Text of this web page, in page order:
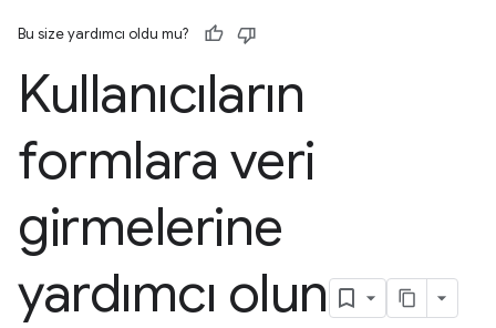
Bu size yardımcı oldu mu?
Kullanıcıların
formlara veri
girmelerine
yardımcı olun